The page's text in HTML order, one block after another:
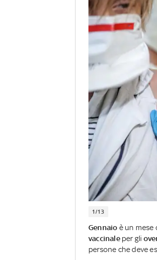
1/13
Gennaio è un mese
vaccinaleper gli
persone che deve